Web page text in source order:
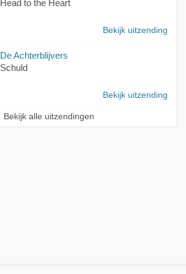
Head to the Heart
Bekijk uitzending
De Achterblijvers
Schuld
Bekijk uitzending
Bekijk alle uitzendingen